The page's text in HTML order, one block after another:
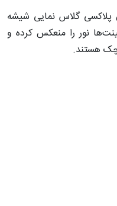
گلاس نمایی شیشه
نور را منعکس کرده و
هستند.